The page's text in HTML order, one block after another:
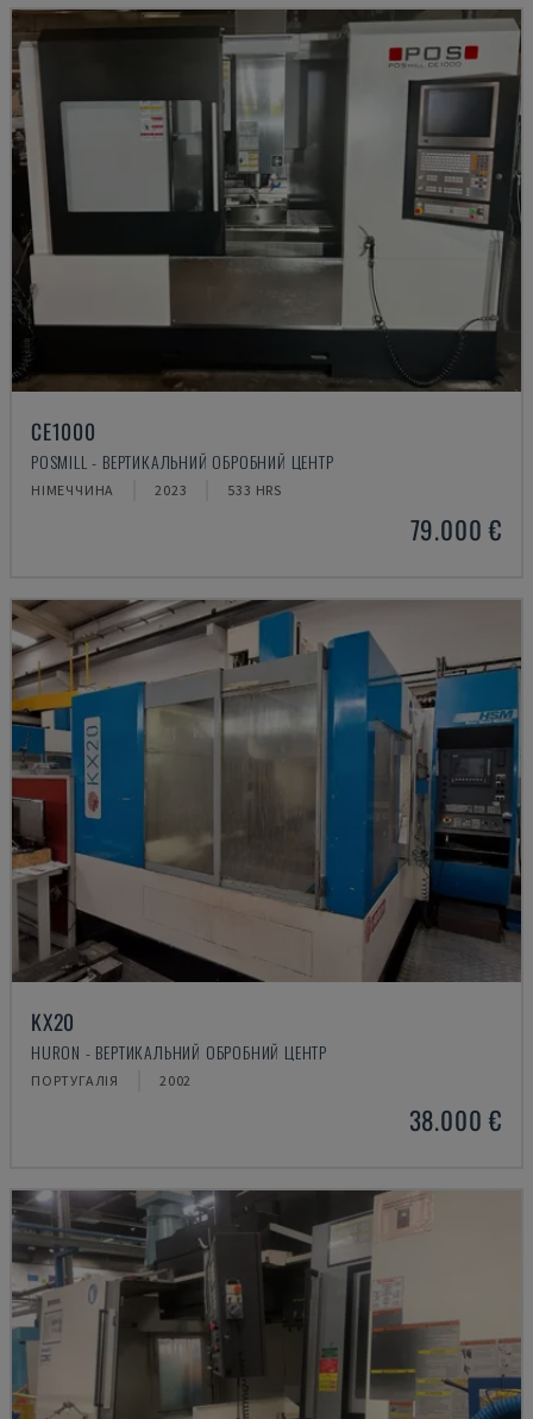
CE1000
POSMILL - ВЕРТИКАЛЬНИЙ ОБРОБНИЙ ЦЕНТР
НІМЕЧЧИНА 2023 533 HRS
79.000 €
KX20
HURON - ВЕРТИКАЛЬНИЙ ОБРОБНИЙ ЦЕНТР
ПОРТУГАЛІЯ 2002
38.000 €